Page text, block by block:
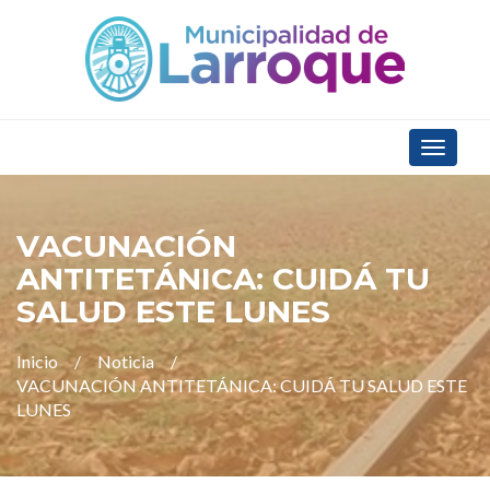
Toggle
VACUNACIÓN
ANTITETÁNICA: CUIDÁ TU
SALUD ESTE LUNES
Inicio
Noticia
VACUNACIÓN ANTITETÁNICA: CUIDÁ TU SALUD ESTE
LUNES